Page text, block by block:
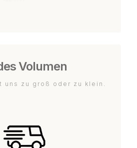
Volumen
uns zu groß oder zu klein.